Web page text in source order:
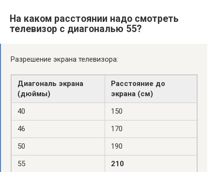
На каком расстоянии надо смотреть
телевизор с диагональю 55?
Разрешение экрана телевизора:
Диагональ экрана
(дюймы)
Расстояние до
экрана (см)
40
150
46
170
50
190
55
210